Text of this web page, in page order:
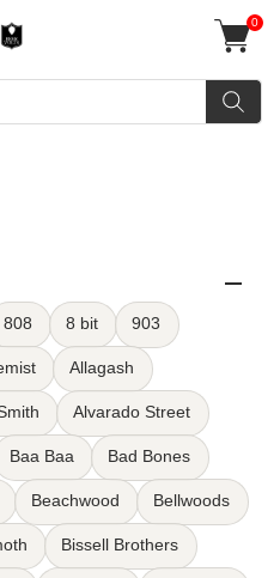
0
808 8 bit 903
Allagash
Alvarado Street
Baa Baa Bad Bones
Beachwood Bellwoods
Bissell Brothers